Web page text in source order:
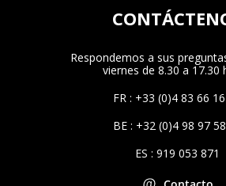
Respondemos a sus
viernes de 8.30 a 17.30
FR : +33 (0)4 83 66
BE : +32 (0)4 98 97
ES : 919 053 871